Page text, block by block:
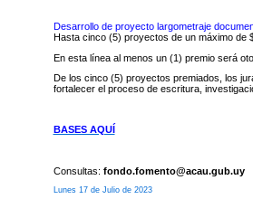
Desarrollo de proyecto largometraje
Hasta cinco (5) proyectos de un máximo de
En esta línea al menos un (1) premio será
De los cinco (5) proyectos premiados, los
fortalecer el proceso de escritura,
BASES AQUÍ
Consultas: fondo.fomento@acau.gub.uy
Lunes 17 de Julio de 2023